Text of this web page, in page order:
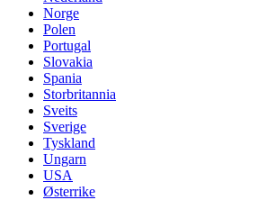
Norge
Polen
Portugal
Slovakia
Spania
Storbritannia
Sveits
Sverige
Tyskland
Ungarn
USA
Østerrike